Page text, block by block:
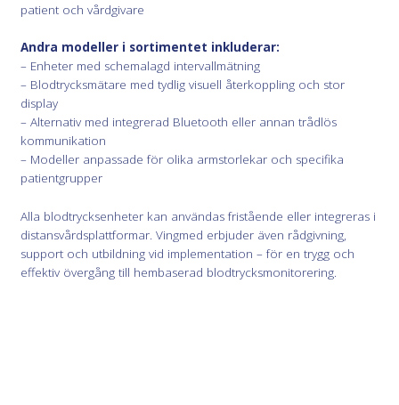
patient och vårdgivare
Andra modeller i sortimentet inkluderar:
– Enheter med schemalagd intervallmätning
– Blodtrycksmätare med tydlig visuell återkoppling och stor
display
– Alternativ med integrerad Bluetooth eller annan trådlös
kommunikation
– Modeller anpassade för olika armstorlekar och specifika
patientgrupper
Alla blodtrycksenheter kan användas fristående eller integreras i
distansvårdsplattformar. Vingmed erbjuder även rådgivning,
support och utbildning vid implementation – för en trygg och
effektiv övergång till hembaserad blodtrycksmonitorering.